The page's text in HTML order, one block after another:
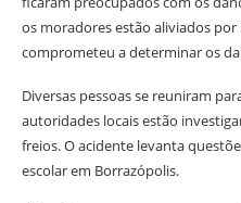
os moradores estão aliviados
comprometeu a determinar os
Diversas pessoas se reuniram
autoridades locais estão
freios. O acidente levanta
escolar em Borrazópolis.